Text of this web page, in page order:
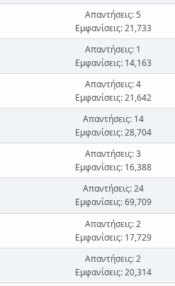
Απαντήσεις: 5
Εμφανίσεις: 21,733
Απαντήσεις: 1
Εμφανίσεις: 14,163
Απαντήσεις: 4
Εμφανίσεις: 21,642
Απαντήσεις: 14
Εμφανίσεις: 28,704
Απαντήσεις: 3
Εμφανίσεις: 16,388
Απαντήσεις: 24
Εμφανίσεις: 69,709
Απαντήσεις: 2
Εμφανίσεις: 17,729
Απαντήσεις: 2
Εμφανίσεις: 20,314